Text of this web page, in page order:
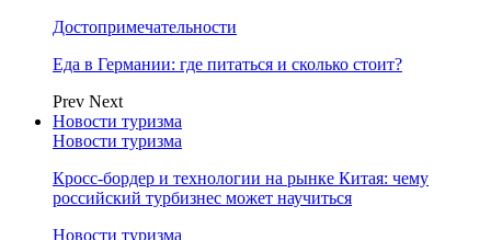
Достопримечательности
Еда в Германии: где питаться и сколько стоит?
Prev Next
Новости туризма
Новости туризма
Кросс-бордер и технологии на рынке Китая: чему
российский турбизнес может научиться
Новости туризма